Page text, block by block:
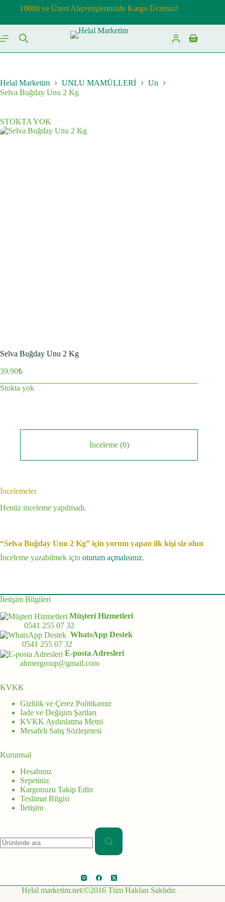
1000tl ve Üzeri Alışverişlerinizde Kargo Ücretsiz!
Shopping
cart
Helal Marketim UNLU MAMÜLLERİ
Un
Selva Buğday Unu 2 Kg
STOKTA YOK
Selva Buğday Unu 2 Kg
39.90₺
Stokta yok
İnceleme (0)
İncelemeler
Henüz inceleme yapılmadı.
“Selva Buğday Unu 2 Kg” için yorum yapan ilk kişi siz olun
İnceleme yazabilmek için oturum açmalısınız.
İletişim Bilgileri
Müşteri Hizmetleri
0541 255 07 32
WhatsApp Destek
0541 255 07 32
E-posta Adresleri
ahmergroup@gmail.com
KVKK
Gizlilik ve Çerez Politikamız
İade ve Değişim Şartları
KVKK Aydınlatma Metni
Mesafeli Satış Sözleşmesi
Kurumsal
Hesabınız
Sepetiniz
Kargonuzu Takip Edin
Teslimat Bilgisi
İletişim
Helal marketim.net/©2016 Tüm Hakları Saklıdır.